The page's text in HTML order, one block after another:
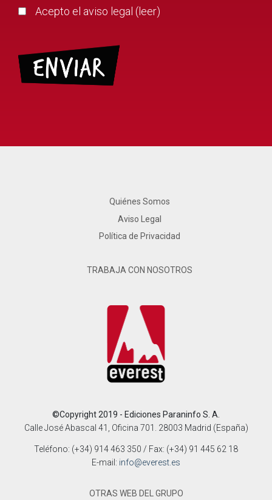
Acepto el aviso legal ( leer)
Quiénes Somos
Aviso Legal
Política de Privacidad
TRABAJA CON NOSOTROS
©Copyright 2019 - Ediciones Paraninfo S. A.
Calle José Abascal 41, Oficina 701. 28003 Madrid (España)
Teléfono: (+34) 914 463 350 / Fax: (+34) 91 445 62 18
E-mail: info@everest.es
OTRAS WEB DEL GRUPO